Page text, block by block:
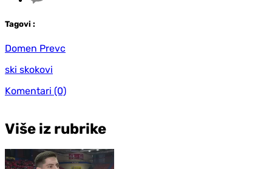
Tagovi :
Domen Prevc
ski skokovi
Komentari (0)
Više iz rubrike